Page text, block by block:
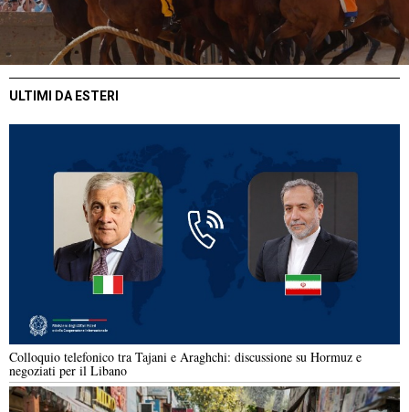
ULTIMI DA ESTERI
Colloquio telefonico tra Tajani e Araghchi: discussione su Hormuz e
negoziati per il Libano